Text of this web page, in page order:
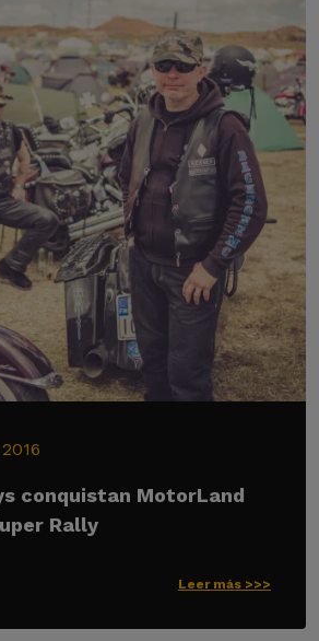
conquistan MotorLand
Rally
Leer más >>>